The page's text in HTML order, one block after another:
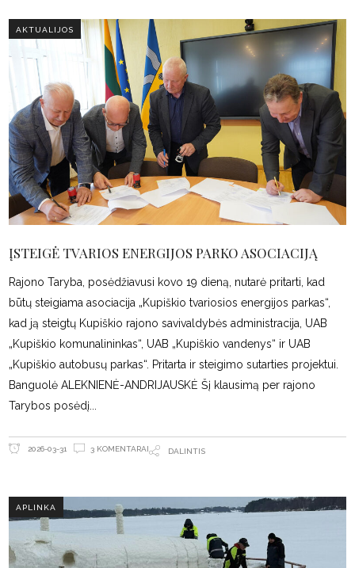
AKTUALIJOS
ĮSTEIGĖ TVARIOS ENERGIJOS PARKO ASOCIACIJĄ
Rajono Taryba, posėdžiavusi kovo 19 dieną, nutarė pritarti, kad
būtų steigiama asociacija „Kupiškio tvariosios energijos parkas“,
kad ją steigtų Kupiškio rajono savivaldybės administracija, UAB
„Kupiškio komunalininkas“, UAB „Kupiškio vandenys“ ir UAB
„Kupiškio autobusų parkas“. Pritarta ir steigimo sutarties projektui.
Banguolė ALEKNIENĖ-ANDRIJAUSKĖ Šį klausimą per rajono
Tarybos posėdį
2026-03-31 3 KOMENTARAI DALINTIS
APLINKA